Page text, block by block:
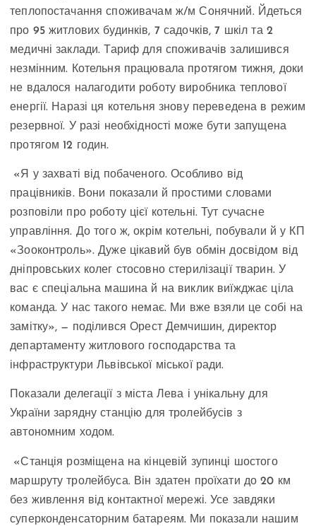
теплопостачання споживачам ж/м Сонячний. Йдеться
про 95 житлових будинків, 7 садочків, 7 шкіл та 2
медичні заклади. Тариф для споживачів залишився
незмінним. Котельня працювала протягом тижня, доки
не вдалося налагодити роботу виробника теплової
енергії. Наразі ця котельня знову переведена в режим
резервної. У разі необхідності може бути запущена
протягом 12 годин.
«Я у захваті від побаченого. Особливо від
працівників. Вони показали й простими словами
розповіли про роботу цієї котельні. Тут сучасне
управління. До того ж, окрім котельні, побували й у КП
«Зооконтроль». Дуже цікавий був обмін досвідом від
дніпровських колег стосовно стерилізації тварин. У
вас є спеціальна машина й на виклик виїжджає ціла
команда. У нас такого немає. Ми вже взяли це собі на
замітку», — поділився Орест Демчишин, директор
департаменту житлового господарства та
інфраструктури Львівської міської ради.
Показали делегації з міста Лева і унікальну для
України зарядну станцію для тролейбусів з
автономним ходом.
«Станція розміщена на кінцевій зупинці шостого
маршруту тролейбуса. Він здатен проїхати до 20 км
без живлення від контактної мережі. Усе завдяки
суперконденсаторним батареям. Ми показали нашим